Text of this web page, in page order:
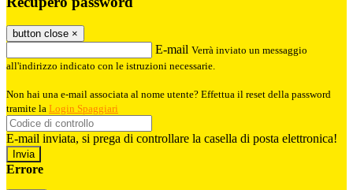
button close ×
E-mail Verrà inviato un messaggio
all'indirizzo indicato con le istruzioni necessarie.
Non hai una e-mail associata al nome utente? Effettua il reset della password
tramite la Login Spaggiari
E-mail inviata, si prega di controllare la casella di posta elettronica!
Errore